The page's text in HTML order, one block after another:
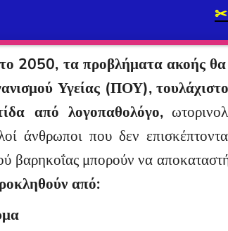
✂
το 2050, τα προβλήματα ακοής
Υγείας (ΠΟΥ),
από λογοπαθολόγο,
άνθρωποι που δεν
βαρηκοΐας μπορούν να
από: